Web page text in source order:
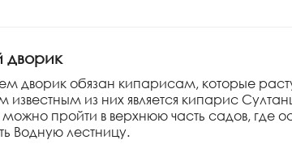
дворик
дворик обязан кипарисам, которые
из них является кипарис
можно пройти в верхнюю часть садов, где
Водную лестницу.